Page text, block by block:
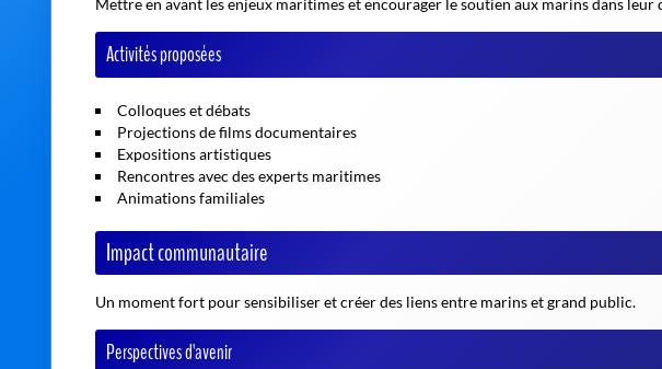
Mettre en avant les enjeux maritimes et encourager le soutien aux marins dans
Activités proposées
Colloques et débats
Projections de films documentaires
Expositions artistiques
Rencontres avec des experts maritimes
Animations familiales
Impact communautaire
Un moment fort pour sensibiliser et créer des liens entre marins et grand public.
Perspectives d'avenir